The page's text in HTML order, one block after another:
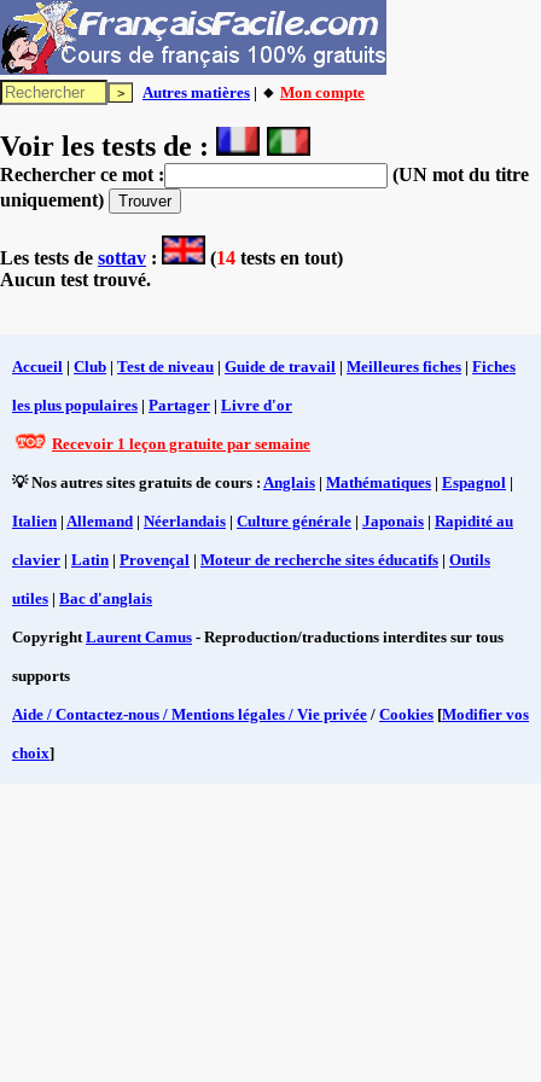
Autres matières | 🔸 Mon compte
Voir les tests de :
Rechercher ce mot :
(UN mot du titre
uniquement)
Les tests de sottav : (14 tests en tout)
Aucun test trouvé.
Accueil | Club | Test de niveau | Guide de travail | Meilleures fiches | Fiches
les plus populaires | Partager | Livre d'or
Recevoir 1 leçon gratuite par semaine
💡 Nos autres sites gratuits de cours : Anglais | Mathématiques | Espagnol |
Italien | Allemand | Néerlandais | Culture générale | Japonais | Rapidité au
clavier | Latin | Provençal | Moteur de recherche sites éducatifs | Outils
utiles | Bac d'anglais
CopyrightLaurent Camus - Reproduction/traductions interdites sur tous
supports
Aide / Contactez-nous / Mentions légales / Vie privée / Cookies [Modifier vos
choix]